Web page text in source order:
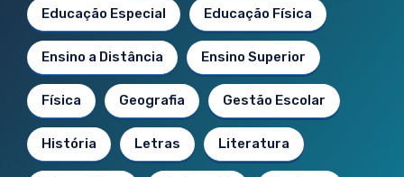
Educação Especial Educação Física
Ensino a Distância Ensino Superior
Física Geografia Gestão Escolar
História Letras Literatura